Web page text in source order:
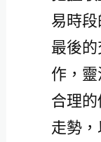
易時
最後
作，
合理
走勢